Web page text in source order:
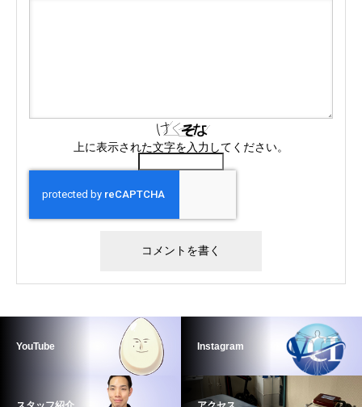
上に表示された文字を入力してください。
YouTube Instagram